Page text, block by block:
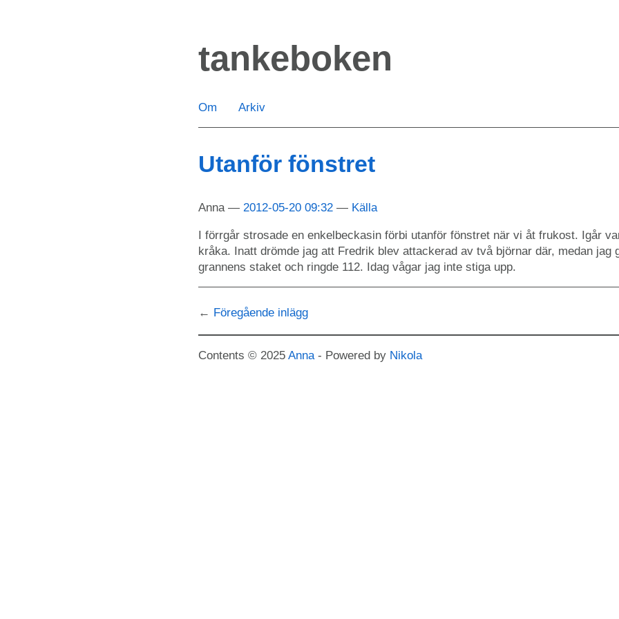
tankeboken
Om Arkiv
Utanför fönstret
Anna 2012-05-20 09:32 Källa
I förrgår strosade en enkelbeckasin förbi utanför fönstret när vi åt frukost. Igår
kråka. Inatt drömde jag att Fredrik blev attackerad av två björnar där, medan jag
grannens staket och ringde 112. Idag vågar jag inte stiga upp.
Föregående inlägg
Contents © 2025 Anna - Powered by Nikola